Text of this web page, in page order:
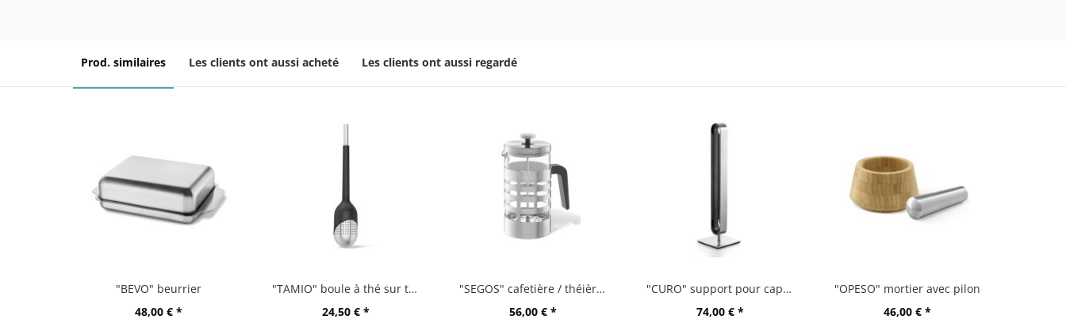
Prod. similaires Les clients ont aussi acheté Les clients ont aussi regardé
"BEVO" beurrier
48,00 € *
"TAMIO" boule à thé sur tige
24,50 € *
"SEGOS" cafetière / théièreà piston
56,00 € *
"CURO" support pour capsules
74,00 € *
"OPESO" mortier avec pilon
46,00 € *